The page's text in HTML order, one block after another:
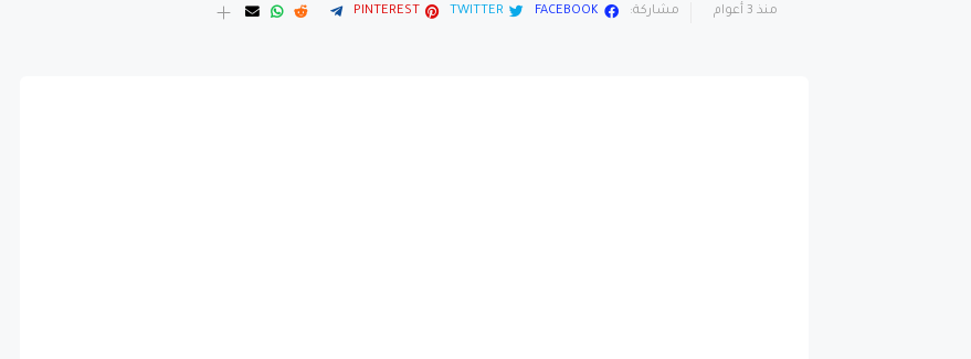
منذ 3 أعوام مشاركة: FACEBOOK
TWITTER
PINTEREST